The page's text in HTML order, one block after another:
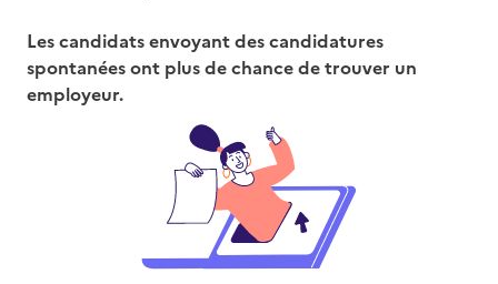
Les candidats envoyant des candidatures
spontanées ont plus de chance de trouver un
employeur.